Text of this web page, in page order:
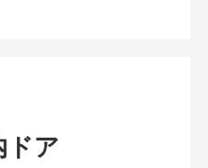
ドア